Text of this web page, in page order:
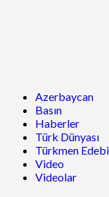
Azerbaycan
Basın
Haberler
Türk Dünyası
Türkmen
Video
Videolar